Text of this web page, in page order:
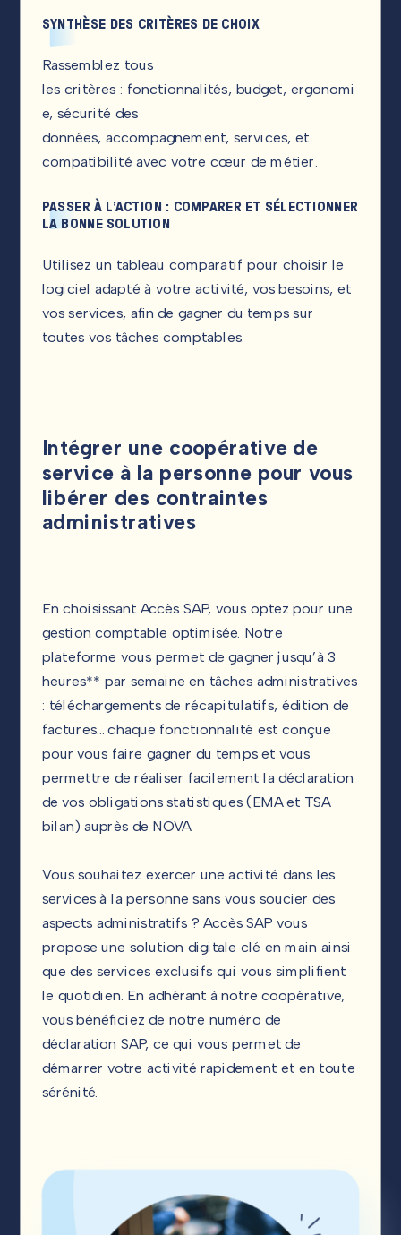
SYNTHÈSE DES CRITÈRES DE CHOIX
Rassemblez tous
les critères : fonctionnalités, budget, ergonomi
e, sécurité des
données, accompagnement, services, et
compatibilité avec votre cœur de métier.
PASSER À L’ACTION : COMPARER ET SÉLECTIONNER
LA BONNE SOLUTION
Utilisez un tableau comparatif pour choisir le
logiciel adapté à votre activité, vos besoins, et
vos services, afin de gagner du temps sur
toutes vos tâches comptables.
Intégrer une coopérative de
service à la personne pour vous
libérer des contraintes
administratives
En choisissant Accès SAP, vous optez pour une
gestion comptable optimisée. Notre
plateforme vous permet de gagner jusqu’à 3
heures** par semaine en tâches administratives
: téléchargements de récapitulatifs, édition de
factures… chaque fonctionnalité est conçue
pour vous faire gagner du temps et vous
permettre de réaliser facilement la déclaration
de vos obligations statistiques (EMA et TSA
bilan) auprès de NOVA.
Vous souhaitez exercer une activité dans les
services à la personne sans vous soucier des
aspects administratifs ? Accès SAP vous
propose une solution digitale clé en main ainsi
que des services exclusifs qui vous simplifient
le quotidien. En adhérant à notre coopérative,
vous bénéficiez de notre numéro de
déclaration SAP, ce qui vous permet de
démarrer votre activité rapidement et en toute
sérénité.